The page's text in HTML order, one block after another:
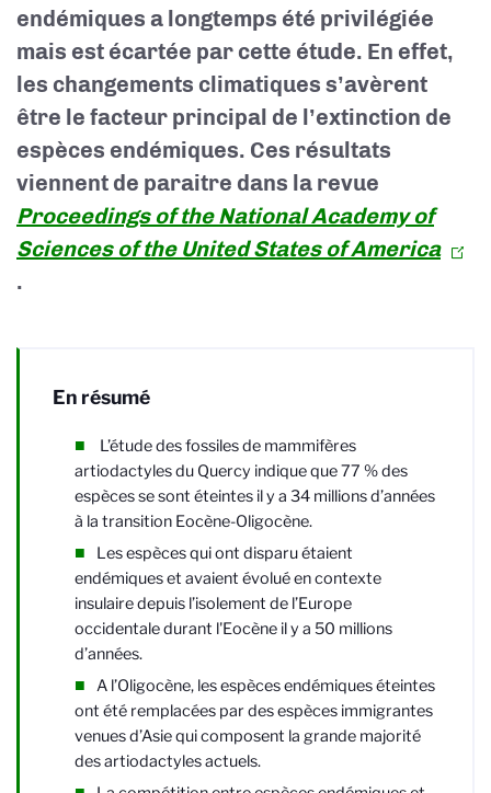
endémiques a longtemps été privilégiée
mais est écartée par cette étude. En effet,
les changements climatiques s’avèrent
être le facteur principal de l’extinction de
espèces endémiques. Ces résultats
viennent de paraitre dans la revue
Proceedings of the National Academy of
Sciences of the United States of America
.
En résumé
L’étude des fossiles de mammifères
artiodactyles du Quercy indique que 77 % des
espèces se sont éteintes il y a 34 millions d’années
à la transition Eocène-Oligocène.
Les espèces qui ont disparu étaient
endémiques et avaient évolué en contexte
insulaire depuis l’isolement de l’Europe
occidentale durant l'Eocène il y a 50 millions
d’années.
A l’Oligocène, les espèces endémiques éteintes
ont été remplacées par des espèces immigrantes
venues d’Asie qui composent la grande majorité
des artiodactyles actuels.